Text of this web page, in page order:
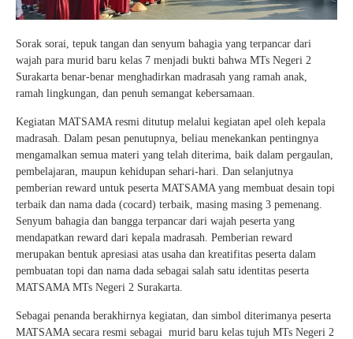
Sorak sorai, tepuk tangan dan senyum bahagia yang terpancar dari
wajah para murid baru kelas 7 menjadi bukti bahwa MTs Negeri 2
Surakarta benar-benar menghadirkan madrasah yang ramah anak,
ramah lingkungan, dan penuh semangat kebersamaan.
Kegiatan MATSAMA resmi ditutup melalui kegiatan apel oleh kepala
madrasah. Dalam pesan penutupnya, beliau menekankan pentingnya
mengamalkan semua materi yang telah diterima, baik dalam pergaulan,
pembelajaran, maupun kehidupan sehari-hari. Dan selanjutnya
pemberian reward untuk peserta MATSAMA yang membuat desain topi
terbaik dan nama dada (cocard) terbaik, masing masing 3 pemenang.
Senyum bahagia dan bangga terpancar dari wajah peserta yang
mendapatkan reward dari kepala madrasah. Pemberian reward
merupakan bentuk apresiasi atas usaha dan kreatifitas peserta dalam
pembuatan topi dan nama dada sebagai salah satu identitas peserta
MATSAMA MTs Negeri 2 Surakarta.
Sebagai penanda berakhirnya kegiatan, dan simbol diterimanya peserta
MATSAMA secara resmi sebagai murid baru kelas tujuh MTs Negeri 2